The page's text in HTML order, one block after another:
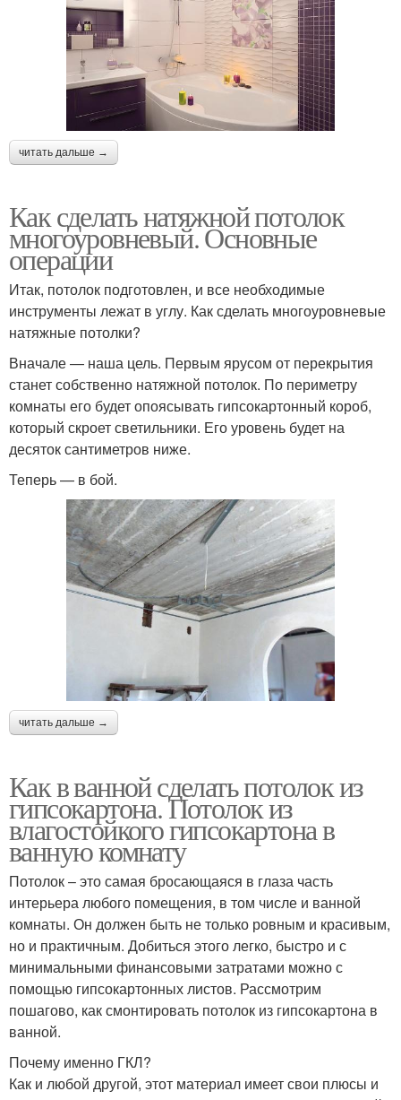
читать дальше →
Как сделать натяжной потолок
многоуровневый. Основные
операции
Итак, потолок подготовлен, и все необходимые
инструменты лежат в углу. Как сделать многоуровневые
натяжные потолки?
Вначале — наша цель. Первым ярусом от перекрытия
станет собственно натяжной потолок. По периметру
комнаты его будет опоясывать гипсокартонный короб,
который скроет светильники. Его уровень будет на
десяток сантиметров ниже.
Теперь — в бой.
читать дальше →
Как в ванной сделать потолок из
гипсокартона. Потолок из
влагостойкого гипсокартона в
ванную комнату
Потолок – это самая бросающаяся в глаза часть
интерьера любого помещения, в том числе и ванной
комнаты. Он должен быть не только ровным и красивым,
но и практичным. Добиться этого легко, быстро и с
минимальными финансовыми затратами можно с
помощью гипсокартонных листов. Рассмотрим
пошагово, как смонтировать потолок из гипсокартона в
ванной.
Почему именно ГКЛ?
Как и любой другой, этот материал имеет свои плюсы и